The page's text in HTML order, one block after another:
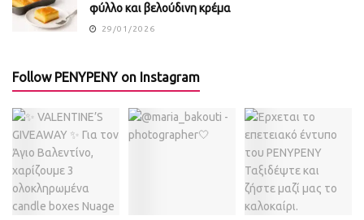
φύλλο και βελούδινη κρέμα
29/01/2026
Follow PENYPENY on Instagram